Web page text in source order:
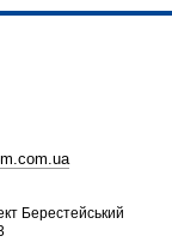
Берестейський